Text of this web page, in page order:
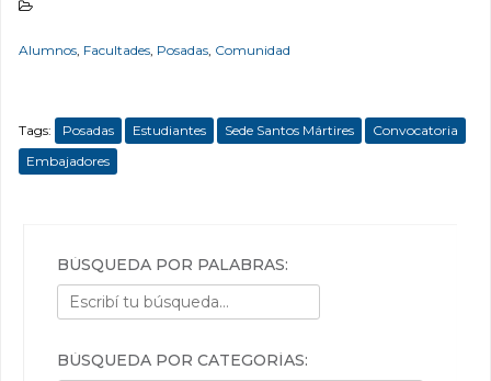
Alumnos, Facultades, Posadas, Comunidad
Tags: Posadas Estudiantes Sede Santos Mártires
Convocatoria
Embajadores
BÚSQUEDA POR PALABRAS:
BÚSQUEDA POR CATEGORÍAS: